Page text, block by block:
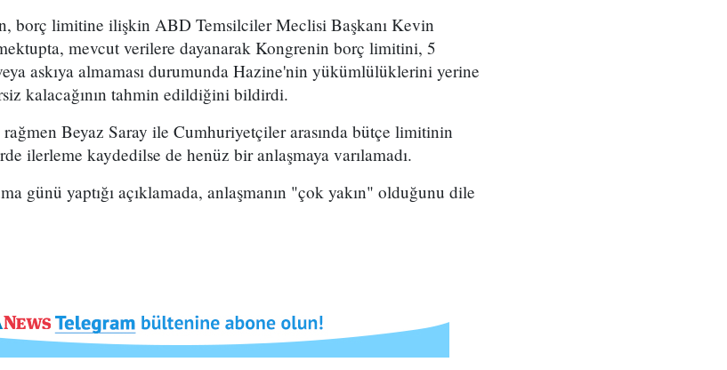
borç limitine ilişkin ABD Temsilciler Meclisi Başkanı Kevin
mevcut verilere dayanarak Kongrenin borç limitini, 5
askıya almaması durumunda Hazine'nin yükümlülüklerini yerine
kalacağının tahmin edildiğini bildirdi.
Beyaz Saray ile Cumhuriyetçiler arasında bütçe limitinin
ilerleme kaydedilse de henüz bir anlaşmaya varılamadı.
günü yaptığı açıklamada, anlaşmanın "çok yakın" olduğunu dile